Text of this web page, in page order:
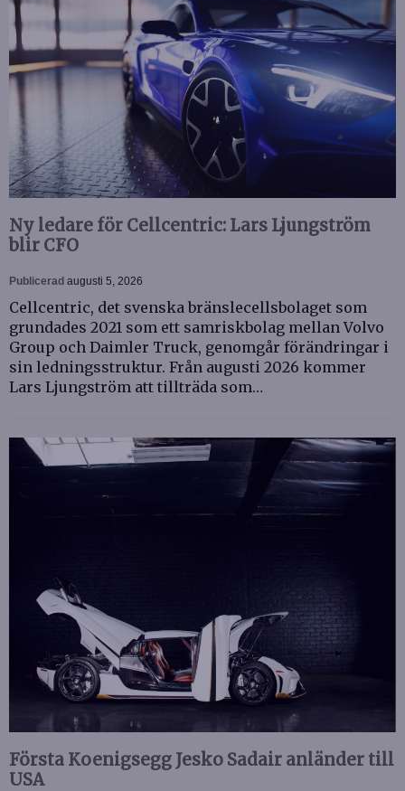
Ny ledare för Cellcentric: Lars Ljungström
blir CFO
Publicerad augusti 5, 2026
Cellcentric, det svenska bränslecellsbolaget som
grundades 2021 som ett samriskbolag mellan Volvo
Group och Daimler Truck, genomgår förändringar i
sin ledningsstruktur. Från augusti 2026 kommer
Lars Ljungström att tillträda som…
Första Koenigsegg Jesko Sadair anländer till
USA